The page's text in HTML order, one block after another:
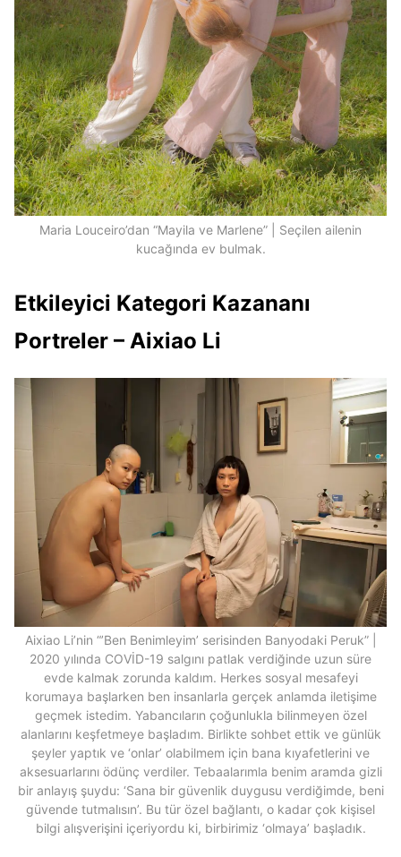
Maria Louceiro’dan “Mayila ve Marlene” | Seçilen ailenin
kucağında ev bulmak.
Etkileyici Kategori Kazananı
Portreler – Aixiao Li
Aixiao Li’nin “’Ben Benimleyim’ serisinden Banyodaki Peruk” |
2020 yılında COVİD-19 salgını patlak verdiğinde uzun süre
evde kalmak zorunda kaldım. Herkes sosyal mesafeyi
korumaya başlarken ben insanlarla gerçek anlamda iletişime
geçmek istedim. Yabancıların çoğunlukla bilinmeyen özel
alanlarını keşfetmeye başladım. Birlikte sohbet ettik ve günlük
şeyler yaptık ve ‘onlar’ olabilmem için bana kıyafetlerini ve
aksesuarlarını ödünç verdiler. Tebaalarımla benim aramda gizli
bir anlayış şuydu: ‘Sana bir güvenlik duygusu verdiğimde, beni
güvende tutmalısın’. Bu tür özel bağlantı, o kadar çok kişisel
bilgi alışverişini içeriyordu ki, birbirimiz ‘olmaya’ başladık.